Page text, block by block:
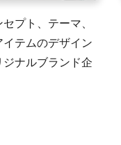
プト、テーマ、
テムのデザイン
ナルブランド企